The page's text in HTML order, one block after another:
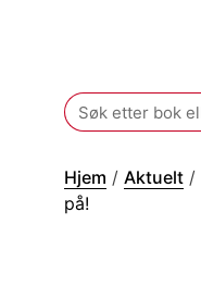
Search
for:
Hjem / Aktuelt /
på!